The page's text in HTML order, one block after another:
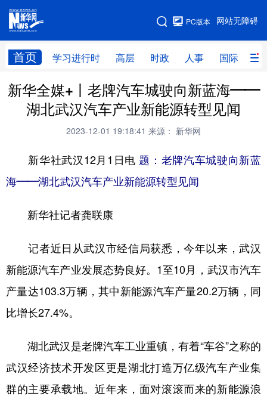
网站无障碍
PC版本
首页 学习进行时 高层 时政 人事 国际 财
网站地图
学习进行时 高层 时政 人事
国际 财经 网评 港澳
科技 科创 量子 体育
书画 健康
访谈 视频
食品 人居 信息化 数字经济
学术中国 乡村振兴 银龄 溯源中国
城市
彩票 娱乐 时尚 悦读
公益 一带一路 亚太网 上市公司
文化产业
新华全媒+丨老牌汽车城驶向新蓝海——
湖北武汉汽车产业新能源转型见闻
2023-12-01 19:18:41 来源： 新华网
新华社武汉12月1日电 题：老牌汽车城驶向新蓝
海——湖北武汉汽车产业新能源转型见闻
新华社记者龚联康
记者近日从武汉市经信局获悉，今年以来，武汉
新能源汽车产业发展态势良好。1至10月，武汉市汽车
产量达103.3万辆，其中新能源汽车产量20.2万辆，同
比增长27.4%。
湖北武汉是老牌汽车工业重镇，有着“车谷”之称的
武汉经济技术开发区更是湖北打造万亿级汽车产业集
群的主要承载地。近年来，面对滚滚而来的新能源浪